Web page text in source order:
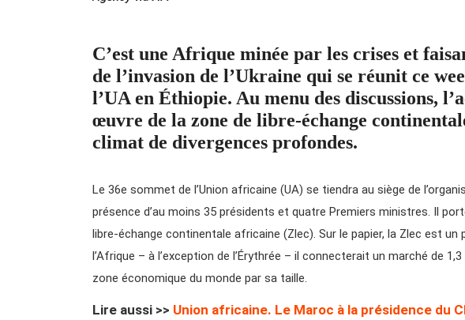
C’est une Afrique minée par les crises et
de l’invasion de l’Ukraine qui se réunit ce
l’UA en Éthiopie. Au menu des discussions,
œuvre de la zone de libre-échange
climat de divergences profondes.
Le 36e sommet de l’Union africaine (UA) se tiendra au siège de
présence d’au moins 35 présidents et quatre Premiers ministres. Il
libre-échange continentale africaine (Zlec). Sur le papier, la Zlec est
l’Afrique – à l’exception de l’Érythrée – il connecterait un marché de
zone économique du monde par sa taille.
Lire aussi >> Union africaine. Le Maroc à la présidence du